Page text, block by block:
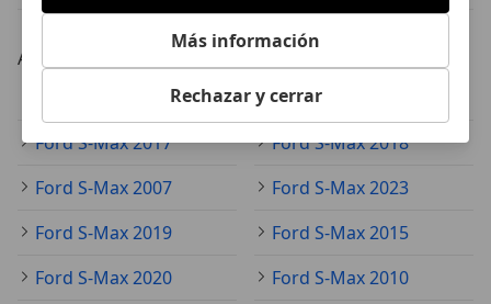
Año
Ford S-Max 2022
Ford S-Max 2016
Ford S-Max 2017
Ford S-Max 2018
Ford S-Max 2007
Ford S-Max 2023
Ford S-Max 2019
Ford S-Max 2015
Ford S-Max 2020
Ford S-Max 2010
Más información
Rechazar y cerrar